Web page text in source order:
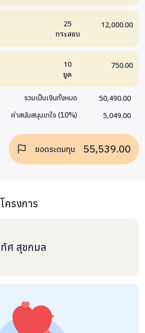
25
กระสอบ
12,000.00
10
ชุด
750.00
รวมเป็นเงินทั้งหมด 50,490.00
ค่าสนับสนุนเทใจ (10%) 5,049.00
ยอดระดมทุน 55,539.00
ครงการ
ศ สุขกมล